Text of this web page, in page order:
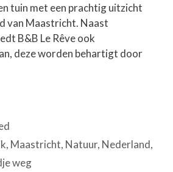
tuin met een prachtig uitzicht
van Maastricht. Naast
B&B Le Rêve ook
deze worden behartigt door
, Maastricht, Natuur, Nederland,
weg